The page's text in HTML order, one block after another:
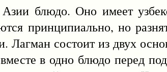
блюдо. Оно имеет
принципиально, но
Лагман состоит из двух
в одно блюдо перед